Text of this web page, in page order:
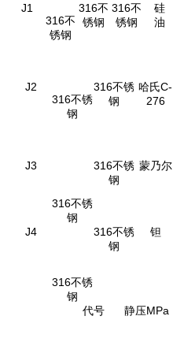
J1
316不
锈钢
316不
锈钢
316不
锈钢
硅
油
J2
316不锈
钢
316不锈
钢
哈氏C-
276
J3
316不锈
钢
316不锈
钢
蒙乃尔
J4
316不锈
钢
316不锈
钢
钽
代号 静压MPa